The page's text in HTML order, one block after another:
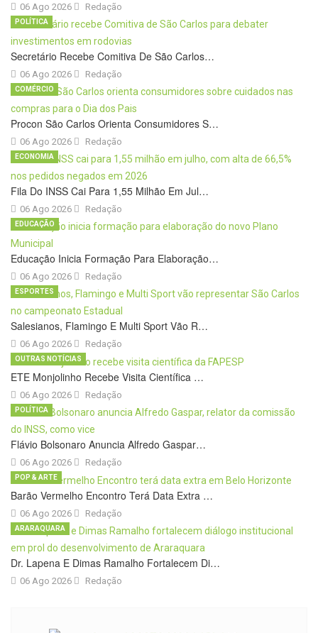
06 Ago 2026 Redação
Secretário Recebe Comitiva De São Carlos…
06 Ago 2026
POLÍTICA
Redação
Procon São Carlos Orienta Consumidores S…
06 Ago 2026
COMÉRCIO
Redação
Fila Do INSS Cai Para 1,55 Milhão Em Jul…
06 Ago 2026
ECONOMIA
Redação
Educação Inicia Formação Para Elaboração…
06 Ago 2026
EDUCAÇÃO
Redação
Salesianos, Flamingo E Multi Sport Vão R…
06 Ago 2026
ESPORTES
Redação
ETE Monjolinho Recebe Visita Científica …
06 Ago 2026
OUTRAS NOTÍCIAS
Redação
Flávio Bolsonaro Anuncia Alfredo Gaspar…
06 Ago 2026
POLÍTICA
Redação
Barão Vermelho Encontro Terá Data Extra …
06 Ago 2026
POP & ARTE
Redação
Dr. Lapena E Dimas Ramalho Fortalecem Di…
06 Ago 2026
ARARAQUARA
Redação